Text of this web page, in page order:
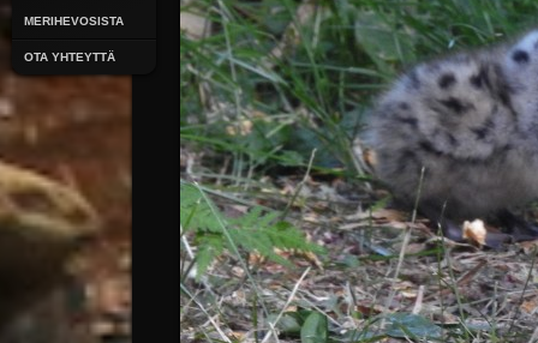
MERIHEVOSISTA
OTA YHTEYTTÄ